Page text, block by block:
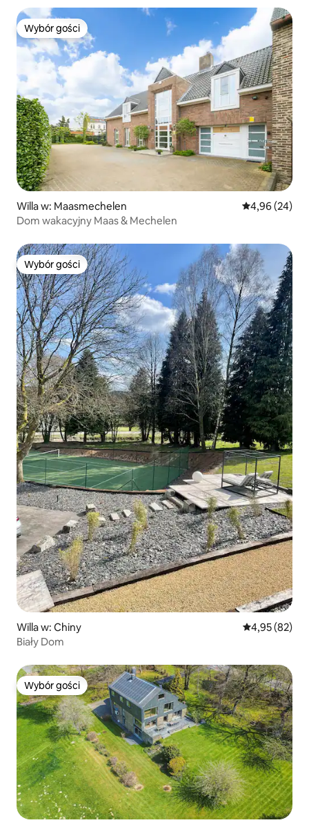
Wybór gości
Wybór gości
Willa w: Maasmechelen Średnia
4,96 (24)
Dom wakacyjny Maas & Mechelen
Wybór gości
Wybór gości
Willa w: Chiny Średnia
4,95 (82)
Biały Dom
Wybór gości
Wybór gości